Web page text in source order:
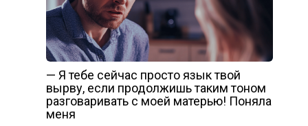
— Я тебе сейчас просто язык твой
вырву, если продолжишь таким тоном
разговаривать с моей матерью! Поняла
меня